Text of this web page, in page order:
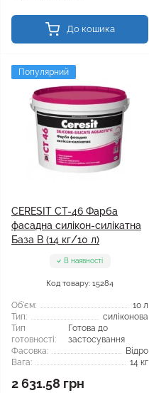
До кошика
Популярний
CERESIT CT-46 Фарба
фасадна силікон-силікатна
База B (14 кг/10 л)
В наявності
Код товару: 15284
Об'єм:
10 л
Тип:
силіконова
Тип
готовності:
Готова до
застосування
Фасовка:
Відро
Вага:
14 кг
2 631.58 грн